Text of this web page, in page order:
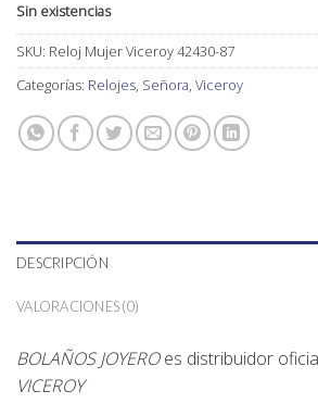
Sin existencias
SKU: Reloj Mujer Viceroy 42430-87
Categorías: Relojes, Señora, Viceroy
DESCRIPCIÓN
VALORACIONES (0)
BOLAÑOS JOYEROes distribuidor
VICEROY